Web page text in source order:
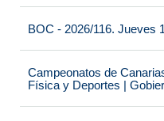
BOC - 2026/116. Jueves
Campeonatos de
Física y Deportes |